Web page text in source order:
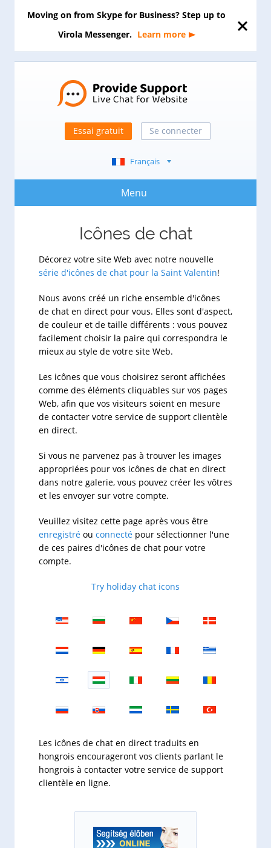
Moving on from Skype for Business? Step up to
Virola Messenger. Learn more
Essai gratuit Se connecter
Français
Menu
Icônes de chat
Décorez votre site Web avec notre nouvelle
série d'icônes de chat pour la Saint Valentin!
Nous avons créé un riche ensemble d'icônes
de chat en direct pour vous. Elles sont d'aspect,
de couleur et de taille différents : vous pouvez
facilement choisir la paire qui correspondra le
mieux au style de votre site Web.
Les icônes que vous choisirez seront affichées
comme des éléments cliquables sur vos pages
Web, afin que vos visiteurs soient en mesure
de contacter votre service de support clientèle
en direct.
Si vous ne parvenez pas à trouver les images
appropriées pour vos icônes de chat en direct
dans notre galerie, vous pouvez créer les vôtres
et les envoyer sur votre compte.
Veuillez visitez cette page après vous être
enregistré ou connecté pour sélectionner l'une
de ces paires d'icônes de chat pour votre
compte.
Try holiday chat icons
Les icônes de chat en direct traduits en
hongrois encourageront vos clients parlant le
hongrois à contacter votre service de support
clientèle en ligne.